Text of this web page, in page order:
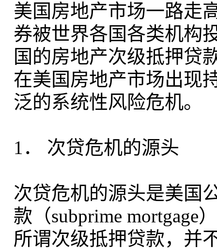
美国房地产市场一路走
券被世界各国各类机构
国的房地产次级抵押贷
在美国房地产市场出现
泛的系统性风险危机。
1． 次贷危机的源头
次贷危机的源头是美国
款（subprime mortgage
所谓次级抵押贷款，并